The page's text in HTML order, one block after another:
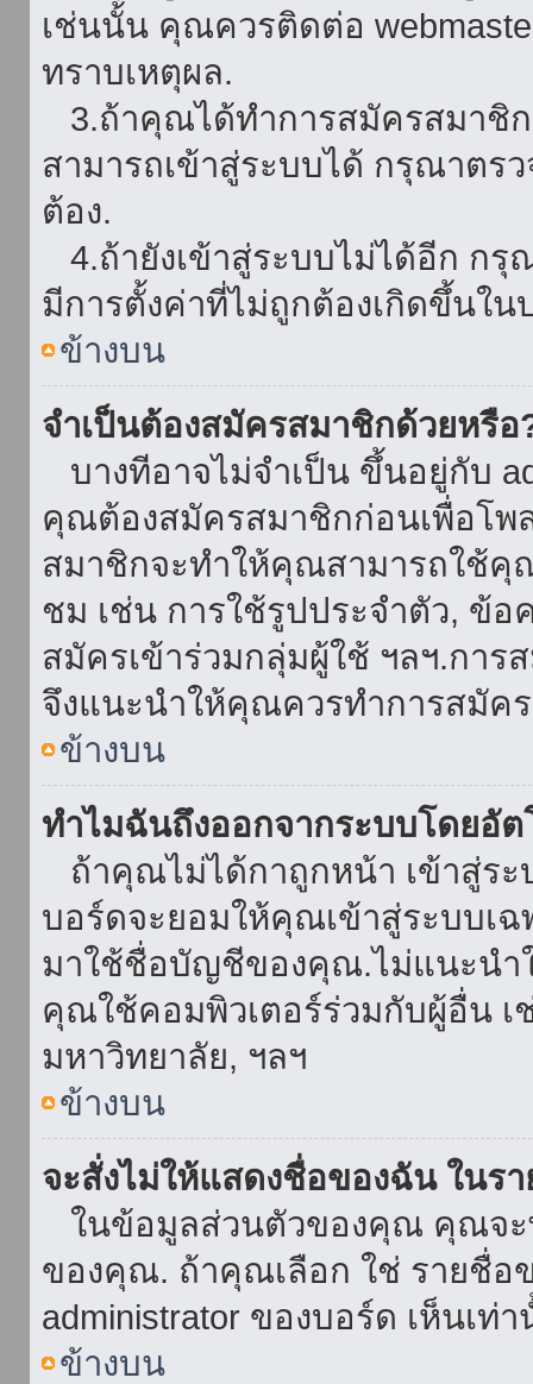
เช่นนั้น คุณควรติดต่อ
ทราบเหตุผล.
3.ถ้าคุณได้ทำการสมัครสมาชิ
สามารถเข้าสู่ระบบได้ กรุณาตร
ต้อง.
4.ถ้ายังเข้าสู่ระบบไม่ได้อีก กรุ
มีการตั้งค่าที่ไม่ถูกต้องเกิดขึ้นใน
ข้างบน
จำเป็นต้องสมัครสมาชิกด้วยหรือ
บางทีอาจไม่จำเป็น ขึ้นอยู่กับ
คุณต้องสมัครสมาชิกก่อนเพื่อโพ
สมาชิกจะทำให้คุณสามารถใช้คุ
ชม เช่น การใช้รูปประจำตัว, ข้อ
สมัครเข้าร่วมกลุ่มผู้ใช้ ฯลฯ.การ
จึงแนะนำให้คุณควรทำการสมัค
ข้างบน
ทำไมฉันถึงออกจากระบบโดยอั
ถ้าคุณไม่ได้กาถูกหน้า เข้าสู่ร
บอร์ดจะยอมให้คุณเข้าสู่ระบบเ
มาใช้ชื่อบัญชีของคุณ.ไม่แนะนำ
คุณใช้คอมพิวเตอร์ร่วมกับผู้อื่น เ
มหาวิทยาลัย, ฯลฯ
ข้างบน
จะสั่งไม่ให้แสดงชื่อของฉัน ในร
ในข้อมูลส่วนตัวของคุณ คุณจะ
ของคุณ. ถ้าคุณเลือก ใช่ รายชื่
administrator ของบอร์ด เห็นเ
ข้างบน